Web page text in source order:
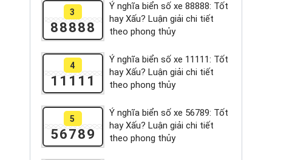
3
88888
Ý nghĩa biển số xe 88888: Tốt
hay Xấu? Luận giải chi tiết
theo phong thủy
4
11111
Ý nghĩa biển số xe 11111: Tốt
hay Xấu? Luận giải chi tiết
theo phong thủy
5
56789
Ý nghĩa biển số xe 56789: Tốt
hay Xấu? Luận giải chi tiết
theo phong thủy